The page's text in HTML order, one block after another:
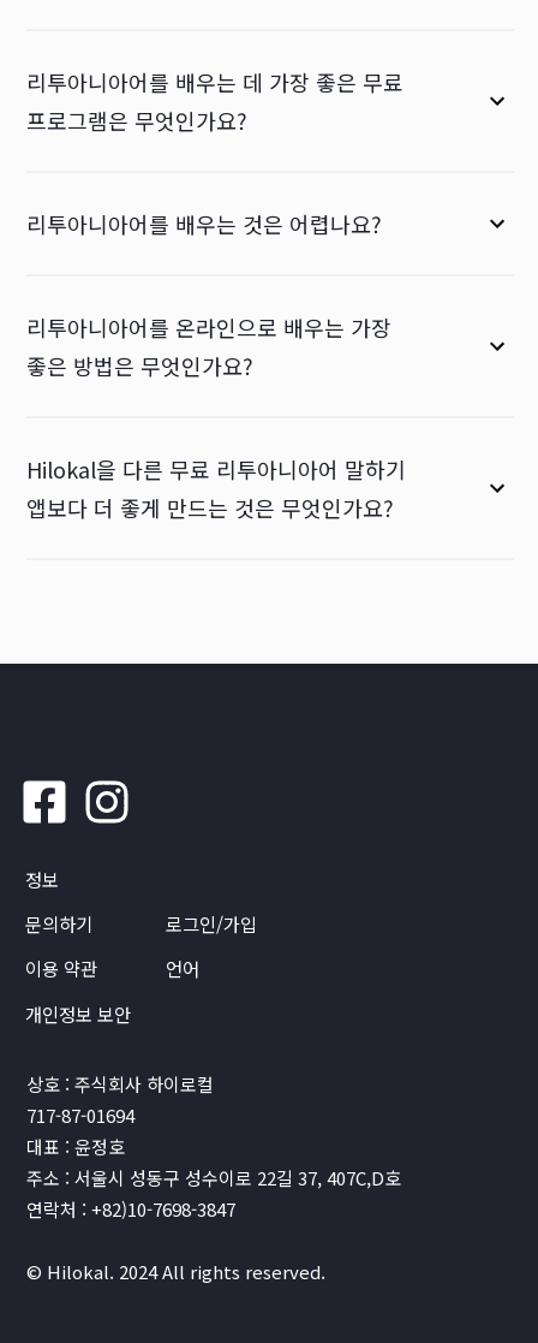
리투아니아어를 배우는 데 가장 좋은 무료
프로그램은 무엇인가요?
리투아니아어를 배우는 것은 어렵나요?
리투아니아어를 온라인으로 배우는 가장
좋은 방법은 무엇인가요?
Hilokal을 다른 무료 리투아니아어 말하기
앱보다 더 좋게 만드는 것은 무엇인가요?
정보
문의하기
이용 약관
개인정보 보안
로그인/가입
언어
상호 : 주식회사 하이로컬
717-87-01694
대표 : 윤정호
주소 : 서울시 성동구 성수이로 22길 37, 407C,D호
연락처 : +82)10-7698-3847
© Hilokal. 2024 All rights reserved.